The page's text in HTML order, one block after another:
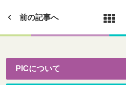
前の記事へ
PICについて